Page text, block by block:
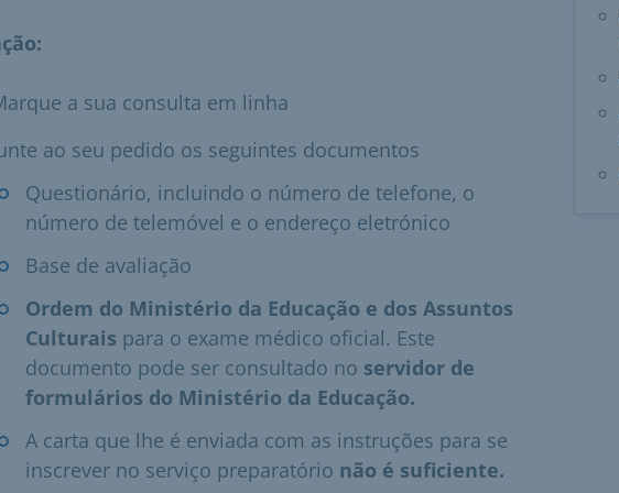
a sua consulta em linha
ao seu pedido os seguintes documentos
Questionário, incluindo o número de telefone, o
número de telemóvel e o endereço eletrónico
Base de avaliação
Ordem do Ministério da Educação e dos Assuntos
Culturais para o exame médico oficial. Este
documento pode ser consultado no servidor de
formulários do Ministério da Educação.
A carta que lhe é enviada com as instruções para se
inscrever no serviço preparatório não é suficiente.